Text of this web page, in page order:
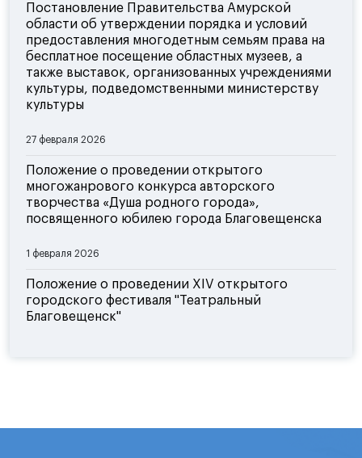
Постановление Правительства Амурской
области об утверждении порядка и условий
предоставления многодетным семьям права на
бесплатное посещение областных музеев, а
также выставок, организованных учреждениями
культуры, подведомственными министерству
культуры
27 февраля 2026
Положение о проведении открытого
многожанрового конкурса авторского
творчества «Душа родного города»,
посвященного юбилею города Благовещенска
1 февраля 2026
Положение о проведении XIV открытого
городского фестиваля "Театральный
Благовещенск"